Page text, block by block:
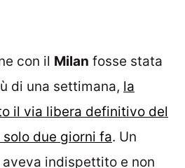
con il Milan fosse stata
di una settimana, la
il via libera definitivo del
due giorni fa. Un
indispettito e non